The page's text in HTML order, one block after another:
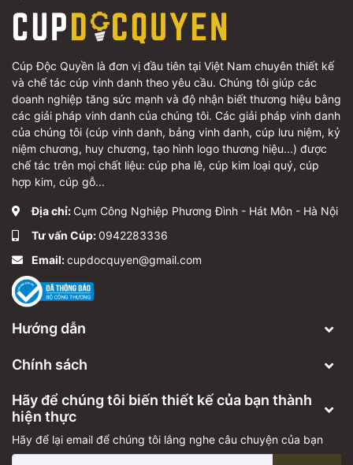
Cúp Độc Quyền là đơn vị đầu tiên tại Việt Nam chuyên thiết kế
và chế tác cúp vinh danh theo yêu cầu. Chúng tôi giúp các
doanh nghiệp tăng sức mạnh và độ nhận biết thương hiệu bằng
các giải pháp vinh danh của chúng tôi. Các giải pháp vinh danh
của chúng tôi (cúp vinh danh, bảng vinh danh, cúp lưu niệm, kỷ
niệm chương, huy chương, tạo hình logo thương hiệu...) được
chế tác trên mọi chất liệu: cúp pha lê, cúp kim loại quý, cúp
hợp kim, cúp gỗ...
Địa chỉ: Cụm Công Nghiệp Phương Đình - Hát Môn - Hà Nội
Tư vấn Cúp:0942283336
Email:cupdocquyen@gmail.com
Hướng dẫn
Chính sách
Hãy để chúng tôi biến thiết kế của bạn thành
hiện thực
Hãy để lại email để chúng tôi lắng nghe câu chuyện của bạn